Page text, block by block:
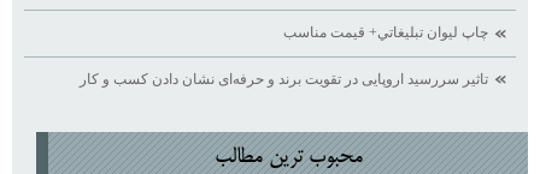
چاپ ليوان تبليغاتي+ قيمت مناسب
تاثیر سررسید اروپایی در تقویت برند و حرفه‌ای نشان دادن کسب ‌و کار
محبوب ترين مطالب